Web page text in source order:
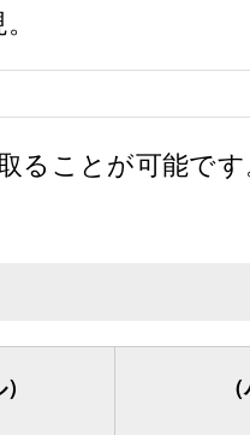
ることが可能で